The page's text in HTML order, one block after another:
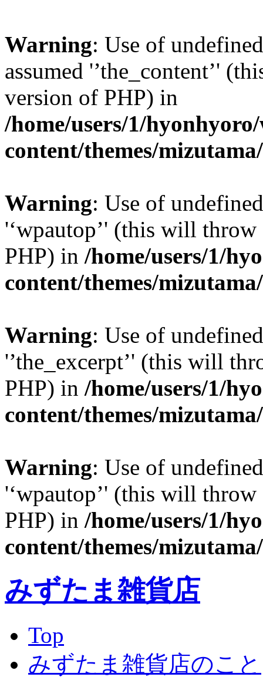
Warning: Use of
assumed '’the_content’'
version of PHP) in
/home/users/1/
content/themes/
Warning: Use of
'‘wpautop’' (this will
PHP) in /home/users/1/
content/themes/
Warning: Use of
'’the_excerpt’' (this will
PHP) in /home/users/1/
content/themes/
Warning: Use of
'‘wpautop’' (this will
PHP) in /home/users/1/
content/themes/
みずたま雑貨店
Top
みずたま雑貨店のこと